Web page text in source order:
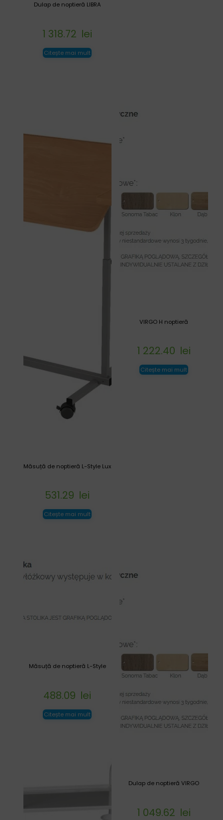
Dulap de noptieră LIBRA
1 318.72 lei
Citește mai mult
VIRGO H noptieră
1 222.40 lei
Citește mai mult
Măsuță de noptieră L-Style Lux
531.29 lei
Citește mai mult
Dulap de noptieră VIRGO
1 049.62 lei
Măsuță de noptieră L-Style
488.09 lei
Citește mai mult